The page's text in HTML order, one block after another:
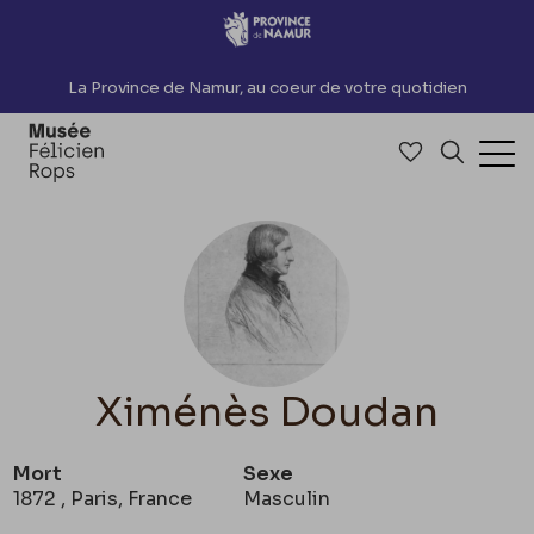
Accèder directement au contenu
La Province de Namur, au coeur de votre quotidien
Accéder à
Ximénès Doudan
Mort
1872 , Paris, France
Sexe
Masculin